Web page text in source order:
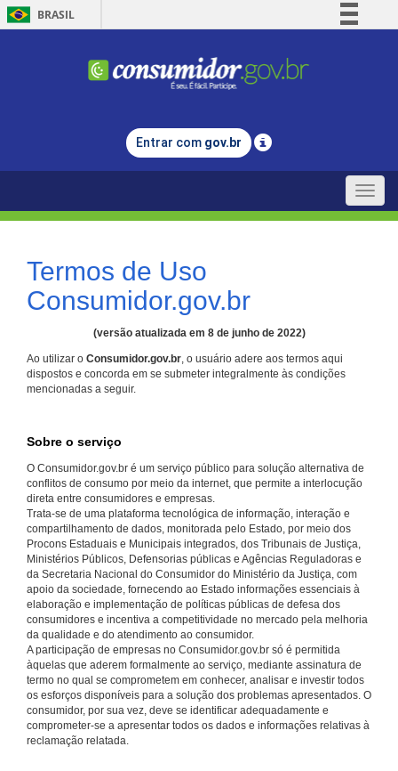
BRASIL
Comunica BR
Legislação
Entrar com gov.br
Toggle
Termos de Uso
Consumidor.gov.br
(versão atualizada em 8 de junho de 2022)
Ao utilizar o Consumidor.gov.br, o usuário adere aos termos aqui
dispostos e concorda em se submeter integralmente às condições
mencionadas a seguir.
Sobre o serviço
O Consumidor.gov.br é um serviço público para solução alternativa de
conflitos de consumo por meio da internet, que permite a interlocução
direta entre consumidores e empresas.
Trata-se de uma plataforma tecnológica de informação, interação e
compartilhamento de dados, monitorada pelo Estado, por meio dos
Procons Estaduais e Municipais integrados, dos Tribunais de Justiça,
Ministérios Públicos, Defensorias públicas e Agências Reguladoras e
da Secretaria Nacional do Consumidor do Ministério da Justiça, com
apoio da sociedade, fornecendo ao Estado informações essenciais à
elaboração e implementação de políticas públicas de defesa dos
consumidores e incentiva a competitividade no mercado pela melhoria
da qualidade e do atendimento ao consumidor.
A participação de empresas no Consumidor.gov.br só é permitida
àquelas que aderem formalmente ao serviço, mediante assinatura de
termo no qual se comprometem em conhecer, analisar e investir todos
os esforços disponíveis para a solução dos problemas apresentados. O
consumidor, por sua vez, deve se identificar adequadamente e
comprometer-se a apresentar todos os dados e informações relativas à
reclamação relatada.